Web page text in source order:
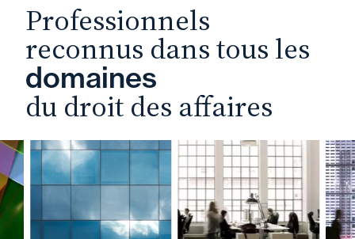
Professionnels
reconnus dans tous les
domaines
du droit des affaires